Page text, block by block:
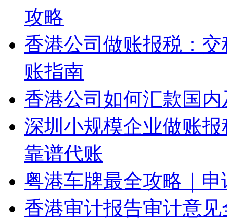
攻略
香港公司做账报税：
账指南
香港公司如何汇款国
深圳小规模企业做账
靠谱代账
粤港车牌最全攻略｜
香港审计报告审计意